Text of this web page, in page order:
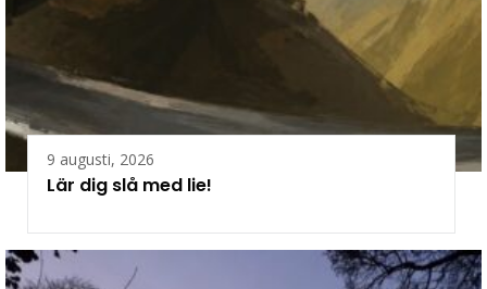
9 augusti, 2026
Lär dig slå med lie!